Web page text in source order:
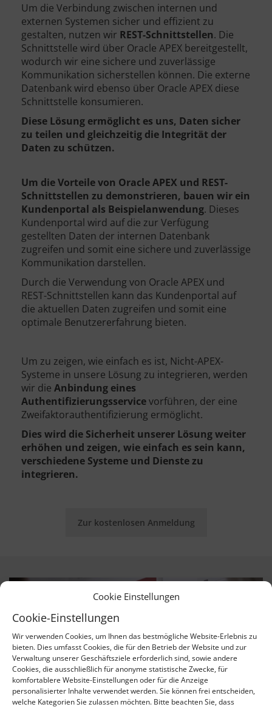
Cookie Einstellungen
Cookie-Einstellungen
Wir verwenden Cookies, um Ihnen das bestmögliche Website-Erlebnis zu
bieten. Dies umfasst Cookies, die für den Betrieb der Website und zur
Verwaltung unserer Geschäftsziele erforderlich sind, sowie andere
Cookies, die ausschließlich für anonyme statistische Zwecke, für
komfortablere Website-Einstellungen oder für die Anzeige
personalisierter Inhalte verwendet werden. Sie können frei entscheiden,
welche Kategorien Sie zulassen möchten. Bitte beachten Sie, dass
Um die Verbindung zwischen internen und
externen Systemen sicher und effizient zu
gestalten, nutzen wir REST-Schnittstellen. Die
Schnittstelle wird über Oracle APEX bereitgestellt,
wodurch wir eine sichere und zuverlässige
Kommunikation sicherstellen können. Die externe
Datenbank wird ebenso über Oracle APEX diese
Schnittstelle konsumieren.
Diese Lösung ermöglicht es uns, Daten sicher
zu teilen und gleichzeitig die Integrität der
Daten zu schützen.
Um die Vorteile von Oracle APEX und REST-
Schnittstellen zu demonstrieren, bauen wir ein
Kundenportal als Beispielanwendung. Dieses
Kundenportal wird auf die zur Verfügung
gestellten Daten der internen Datenbank
zugreifen und somit eine sichere und zuverlässige
Kommunikation darstellen.
Durch die Verwendung von Oracle APEX und
REST-Schnittstellen kann das Kundenportal auf
die aktuellen Daten zugreifen und somit eine
optimale Benutzererfahrung bieten.
Um zu zeigen, wie einfach es ist, Nicht-APEX-
Systeme in unsere Lösung zu integrieren, werden
wir die Anbindung eines
Authentifizierungsservicevorführen, der eine
Zweifaktorauthentifizierung ermöglicht.
Dies wird die Sicherheit unserer Lösung weiter
erhöhen und zeigen, wie einfach es sein kann,
verschiedene Systeme und Dienste zu
integrieren.
Zur kostenlosen Anmeldung